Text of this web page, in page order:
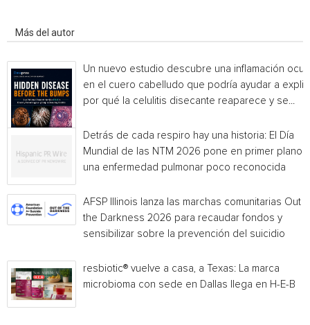
Más del autor
Un nuevo estudio descubre una inflamación
en el cuero cabelludo que podría ayudar a
por qué la celulitis disecante reaparece y se...
Detrás de cada respiro hay una historia: El Día
Mundial de las NTM 2026 pone en primer plano
una enfermedad pulmonar poco reconocida
AFSP Illinois lanza las marchas comunitarias Out
the Darkness 2026 para recaudar fondos y
sensibilizar sobre la prevención del suicidio
resbiotic® vuelve a casa, a Texas: La marca
microbioma con sede en Dallas llega en H-E-B